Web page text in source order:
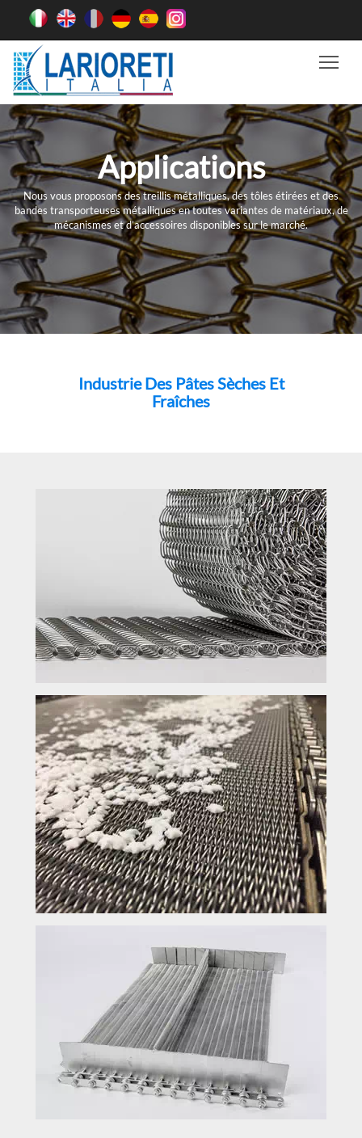
Applications
Nous vous proposons des treillis métalliques, des tôles étirées et des
bandes transporteuses métalliques en toutes variantes de matériaux, de
mécanismes et d’accessoires disponibles sur le marché.
Industrie Des Pâtes Sèches Et
Fraîches